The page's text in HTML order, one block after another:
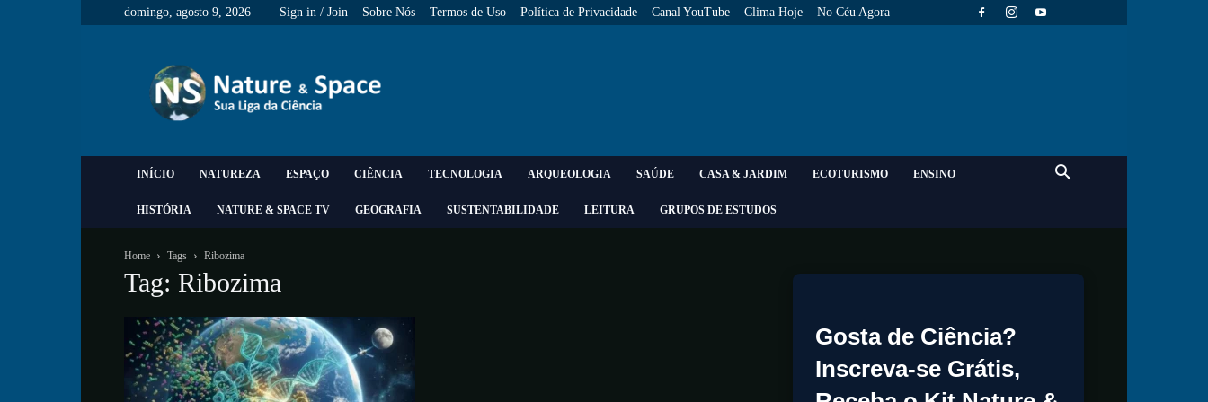
domingo, agosto 9, 2026 Sign in / Join Sobre Nós Termos de Uso Política de Privacidade Canal YouTube Clima Hoje No Céu Agora
&
Space
INÍCIO NATUREZA ESPAÇO CIÊNCIA TECNOLOGIA ARQUEOLOGIA SAÚDE CASA & JARDIM ECOTURISMO ENSINO
HISTÓRIA NATURE & SPACE TV GEOGRAFIA SUSTENTABILIDADE LEITURA GRUPOS DE ESTUDOS
Home Tags Ribozima
Tag: Ribozima
Gosta de Ciência?
Inscreva-se Grátis,